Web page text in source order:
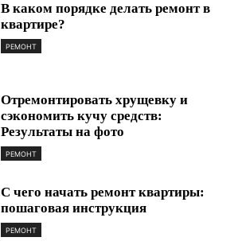
В каком порядке делать ремонт в
квартире?
РЕМОНТ
Отремонтировать хрущевку и
сэкономить кучу средств:
Результаты на фото
РЕМОНТ
С чего начать ремонт квартиры:
пошаговая инструкция
РЕМОНТ